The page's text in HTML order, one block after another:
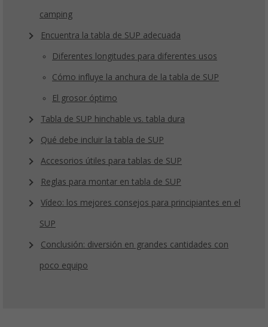
camping
Encuentra la tabla de SUP adecuada
Diferentes longitudes para diferentes usos
Cómo influye la anchura de la tabla de SUP
El grosor óptimo
Tabla de SUP hinchable vs. tabla dura
Qué debe incluir la tabla de SUP
Accesorios útiles para tablas de SUP
Reglas para montar en tabla de SUP
Vídeo: los mejores consejos para principiantes en el
SUP
Conclusión: diversión en grandes cantidades con
poco equipo